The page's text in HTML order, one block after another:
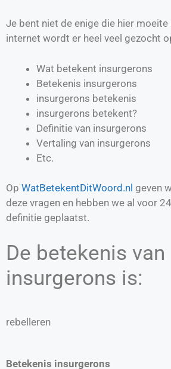
Je bent niet de enige die hier moeite
internet wordt er heel veel gezocht
Wat betekent insurgerons
Betekenis insurgerons
insurgerons betekenis
insurgerons betekent?
Definitie van insurgerons
Vertaling van insurgerons
Etc.
Op WatBetekentDitWoord.nl geven
deze vragen en hebben we al voor
definitie geplaatst.
De betekenis van
insurgerons is:
rebelleren
Betekenis insurgerons